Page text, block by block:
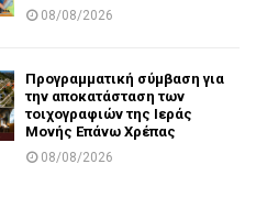
08/08/2026
Προγραμματική σύμβαση για
την αποκατάσταση των
τοιχογραφιών της Ιεράς
Μονής Επάνω Χρέπας
08/08/2026